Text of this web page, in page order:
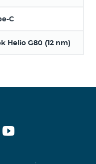
C
Helio G80 (12 nm)